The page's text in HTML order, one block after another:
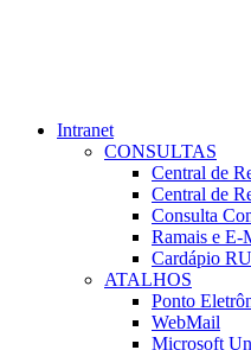
Intranet
CONSULTAS
Central de
Central de
Consulta
Ramais e E-
Cardápio RU
ATALHOS
Ponto
WebMail
Microsoft